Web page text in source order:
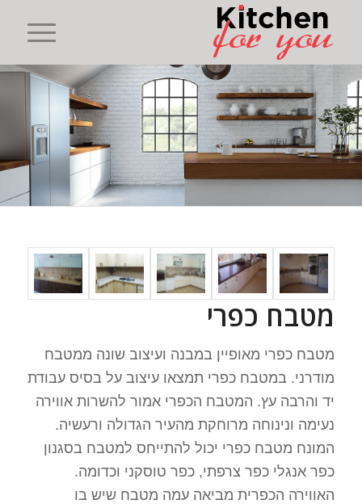
מטבח כפרי
מטבח כפרי מאופיין במבנה ועיצוב שונה ממטבח
מודרני. במטבח כפרי תמצאו עיצוב על בסיס עבודת
יד והרבה עץ. המטבח הכפרי אמור להשרות אווירה
נעימה ונינוחה מרוחקת מהעיר הגדולה ורעשיה.
המונח מטבח כפרי יכול להתייחס למטבח בסגנון
כפר אנגלי כפר צרפתי, כפר טוסקני וכדומה.
האווירה הכפרית מביאה עמה מטבח שיש בו